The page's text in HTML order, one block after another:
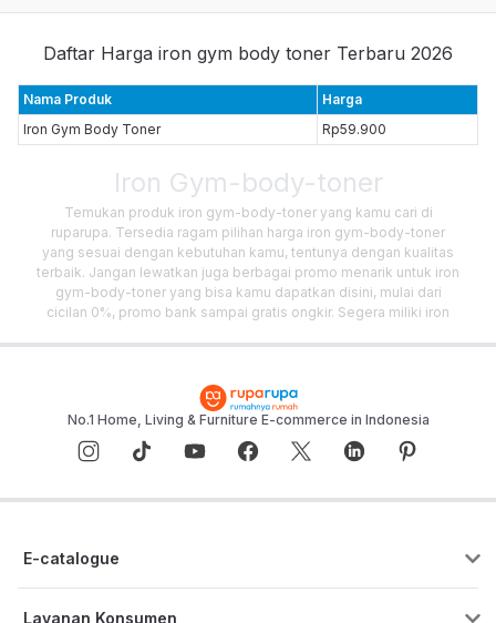
Daftar Harga iron gym body toner Terbaru 2026
Nama Produk
Harga
Iron Gym Body Toner
Rp59.900
Iron Gym-body-toner
Temukan produk iron gym-body-toner yang kamu cari di
ruparupa. Tersedia ragam pilihan harga iron gym-body-toner
yang sesuai dengan kebutuhan kamu, tentunya dengan kualitas
terbaik. Jangan lewatkan juga berbagai promo menarik untuk iron
gym-body-toner yang bisa kamu dapatkan disini, mulai dari
cicilan 0%, promo bank sampai gratis ongkir. Segera miliki iron
No.1 Home, Living & Furniture E-commerce in Indonesia
E-catalogue
Layanan Konsumen